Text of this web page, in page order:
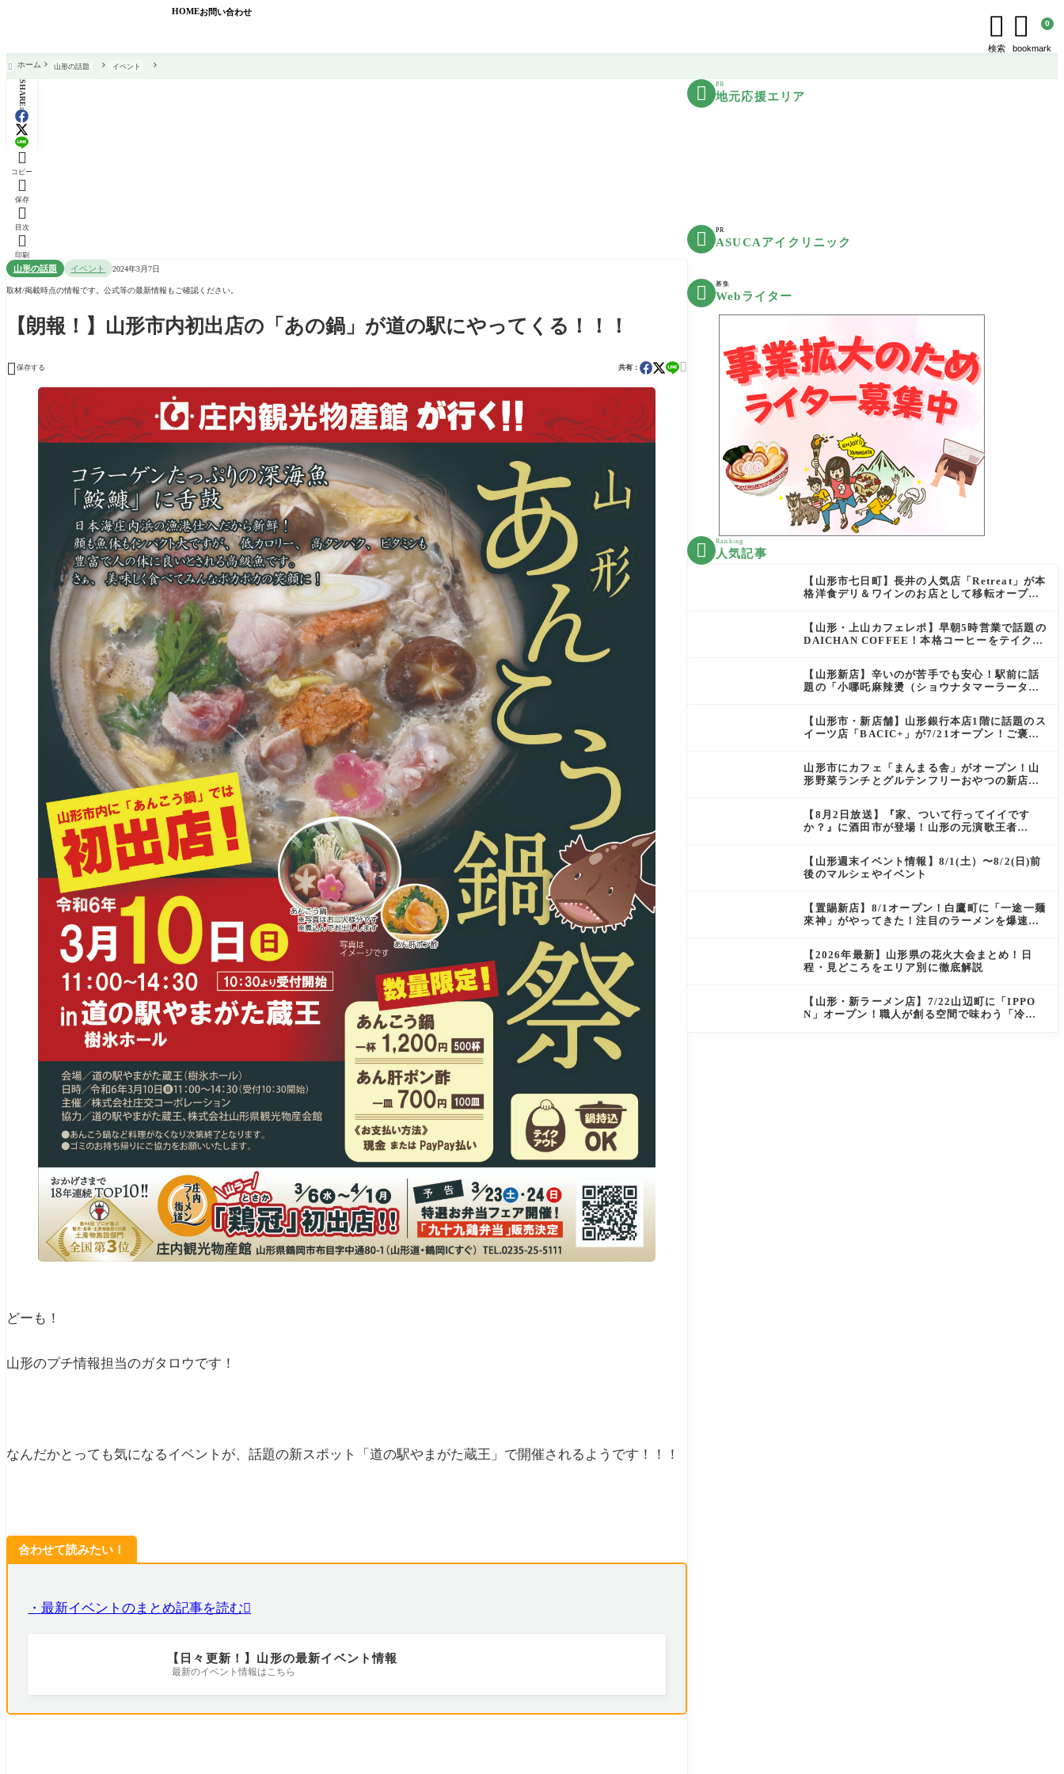
HOMEお問い合わせ 
検索
 0
bookmark
 ホーム 山形の話題 イベント
SHARE:

コピー

保存

目次

印刷
山形の話題 イベント 2024年3月7日
取材/掲載時点の情報です。公式等の最新情報もご確認ください。
【朗報！】山形市内初出店の「あの鍋」が道の駅にやってくる！！！
 保存する 共有： 
どーも！
山形のプチ情報担当のガタロウです！
なんだかとっても気になるイベントが、話題の新スポット「道の駅やまがた蔵王」で開催されるようです！！！
合わせて読みたい！
・最新イベントのまとめ記事を読む
【日々更新！】山形の最新イベント情報
最新のイベント情報はこちら
 PR
地元応援エリア
 PR
ASUCAアイクリニック
 募集
Webライター
 Ranking
人気記事
【山形市七日町】長井の人気店「Retreat」が本
格洋食デリ＆ワインのお店として移転オープン
【山形・上山カフェレポ】早朝5時営業で話題の
DAICHAN COFFEE！本格コーヒーをテイクア
【山形新店】辛いのが苦手でも安心！駅前に話
題の「小哪吒麻辣燙（ショウナタマーラータ
【山形市・新店舗】山形銀行本店1階に話題のス
イーツ店「BACIC+」が7/21オープン！ご褒美
山形市にカフェ「まんまる舎」がオープン！山
形野菜ランチとグルテンフリーおやつの新店情
【8月2日放送】『家、ついて行ってイイです
か？』に酒田市が登場！山形の元演歌王者
【山形週末イベント情報】8/1(土）〜8/2(日)前
後のマルシェやイベント
【置賜新店】8/1オープン！白鷹町に「一途一麺
來神」がやってきた！注目のラーメンを爆速実
【2026年最新】山形県の花火大会まとめ！日
程・見どころをエリア別に徹底解説
【山形・新ラーメン店】7/22山辺町に「IPPO
N」オープン！職人が創る空間で味わう「冷た